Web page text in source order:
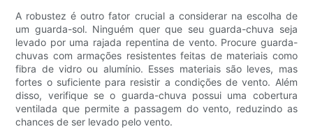
A robustez é outro fator crucial a considerar na escolha de
um guarda-sol. Ninguém quer que seu guarda-chuva seja
levado por uma rajada repentina de vento. Procure guarda-
chuvas com armações resistentes feitas de materiais como
fibra de vidro ou alumínio. Esses materiais são leves, mas
fortes o suficiente para resistir a condições de vento. Além
disso, verifique se o guarda-chuva possui uma cobertura
ventilada que permite a passagem do vento, reduzindo as
chances de ser levado pelo vento.